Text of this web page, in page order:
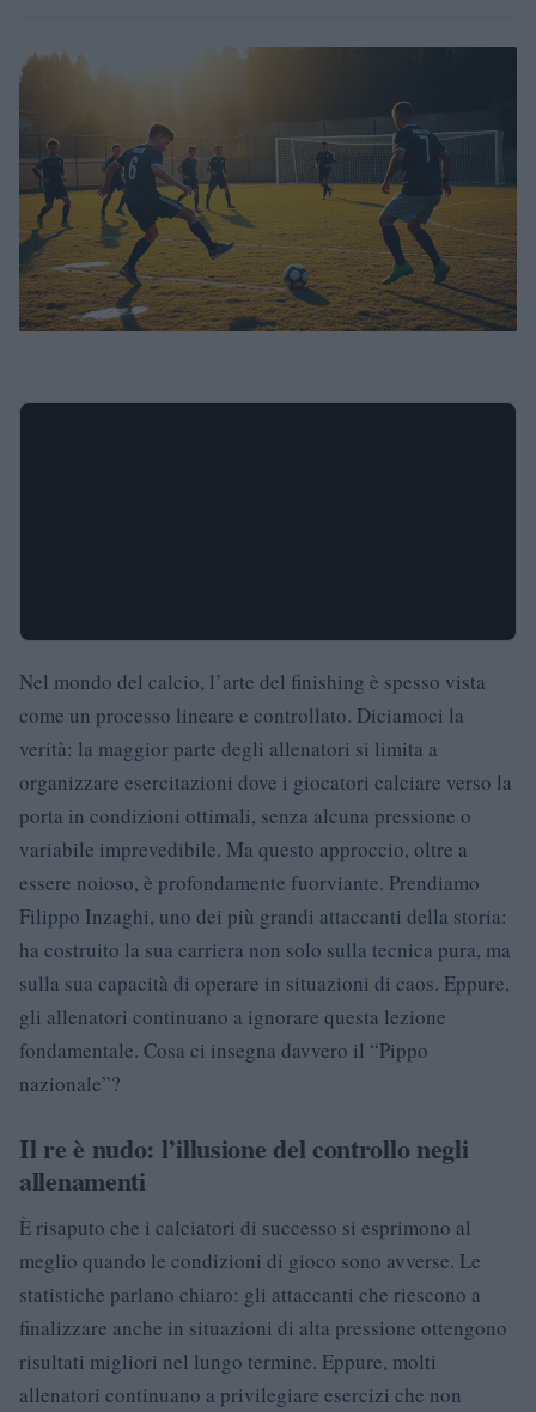
Nel mondo del calcio, l’arte del finishing è spesso vista
come un processo lineare e controllato. Diciamoci la
verità: la maggior parte degli allenatori si limita a
organizzare esercitazioni dove i giocatori calciare verso la
porta in condizioni ottimali, senza alcuna pressione o
variabile imprevedibile. Ma questo approccio, oltre a
essere noioso, è profondamente fuorviante. Prendiamo
Filippo Inzaghi, uno dei più grandi attaccanti della storia:
ha costruito la sua carriera non solo sulla tecnica pura, ma
sulla sua capacità di operare in situazioni di caos. Eppure,
gli allenatori continuano a ignorare questa lezione
fondamentale. Cosa ci insegna davvero il “Pippo
nazionale”?
Il re è nudo: l’illusione del controllo negli
allenamenti
È risaputo che i calciatori di successo si esprimono al
meglio quando le condizioni di gioco sono avverse. Le
statistiche parlano chiaro: gli attaccanti che riescono a
finalizzare anche in situazioni di alta pressione ottengono
risultati migliori nel lungo termine. Eppure, molti
allenatori continuano a privilegiare esercizi che non